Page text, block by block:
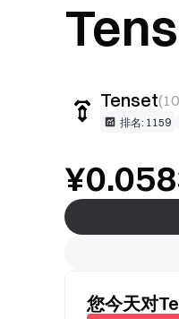
Tenset(
排名: 1159
您今天对